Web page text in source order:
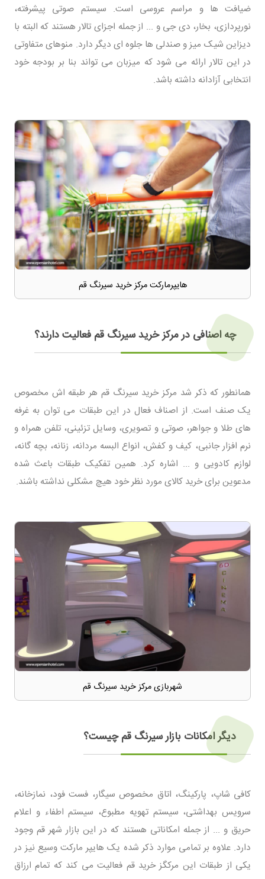
ضیافت ها و مراسم عروسی است. سیستم صوتی پیشرفته،
نورپردازی، بخار، دی جی و ... از جمله اجزای تالار هستند که البته با
دیزاین شیک میز و صندلی ها جلوه ای دیگر دارد. منوهای متفاوتی
در این تالار ارائه می شود که میزبان می تواند بنا بر بودجه خود
انتخابی آزادانه داشته باشد.
هایپرمارکت مرکز خرید سیرنگ قم
چه اصنافی در مرکز خرید سیرنگ قم فعالیت دارند؟
همانطور که ذکر شد مرکز خرید سیرنگ قم هر طبقه اش مخصوص
یک صنف است. از اصناف فعال در این طبقات می توان به غرفه
های طلا و جواهر، صوتی و تصویری، وسایل تزئینی، تلفن همراه و
نرم افزار جانبی، کیف و کفش، انواع البسه مردانه، زنانه، بچه گانه،
لوازم کادویی و ... اشاره کرد. همین تفکیک طبقات باعث شده
مدعوین برای خرید کالای مورد نظر خود هیچ مشکلی نداشته باشند.
شهربازی مرکز خرید سیرنگ قم
دیگر امکانات بازار سیرنگ قم چیست؟
کافی شاپ، پارکینگ، اتاق مخصوص سیگار، فست فود، نمازخانه،
سرویس بهداشتی، سیستم تهویه مطبوع، سیستم اطفاء و اعلام
حریق و ... از جمله امکاناتی هستند که در این بازار شهر قم وجود
دارد. علاوه بر تمامی موارد ذکر شده یک هایپر مارکت وسیع نیز در
یکی از طبقات این مرکگز خرید قم فعالیت می کند که تمام ارزاق